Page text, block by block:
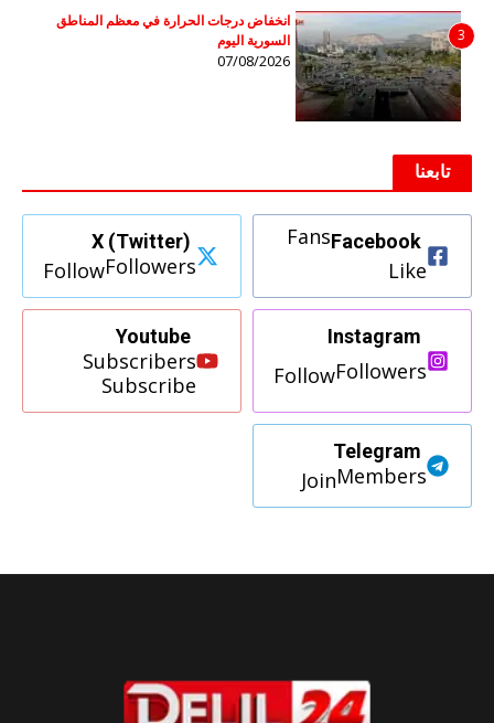
3
انخفاض درجات الحرارة في معظم المناطق
السورية اليوم
07/08/2026
تابعنا
Facebook
Fans
Like
X (Twitter)
Followers
Follow
Instagram
Followers
Follow
Youtube
Subscribers
Subscribe
Telegram
Members
Join